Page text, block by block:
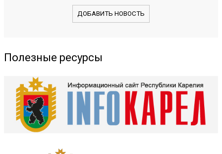
ДОБАВИТЬ НОВОСТЬ
Полезные ресурсы